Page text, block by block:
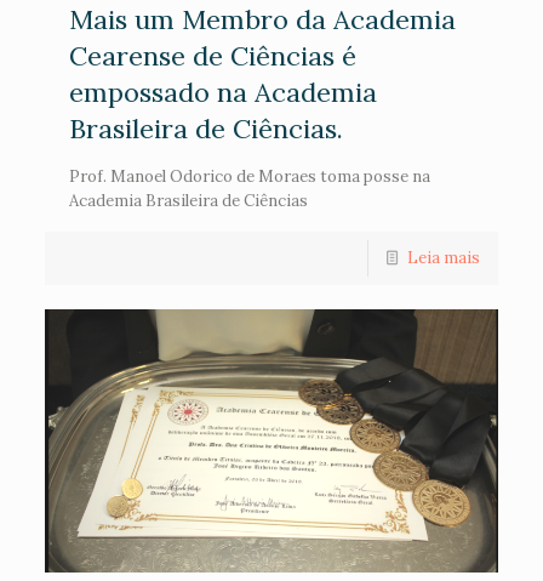
Mais um Membro da Academia
Cearense de Ciências é
empossado na Academia
Brasileira de Ciências.
Prof. Manoel Odorico de Moraes toma posse na
Academia Brasileira de Ciências
Leia mais